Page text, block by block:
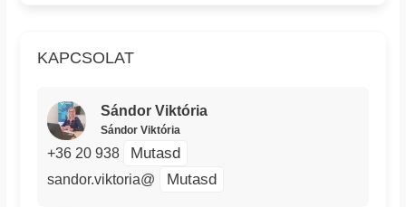
KAPCSOLAT
Sándor Viktória
Sándor Viktória
+36 20 938 Mutasd
sandor.viktoria@ Mutasd